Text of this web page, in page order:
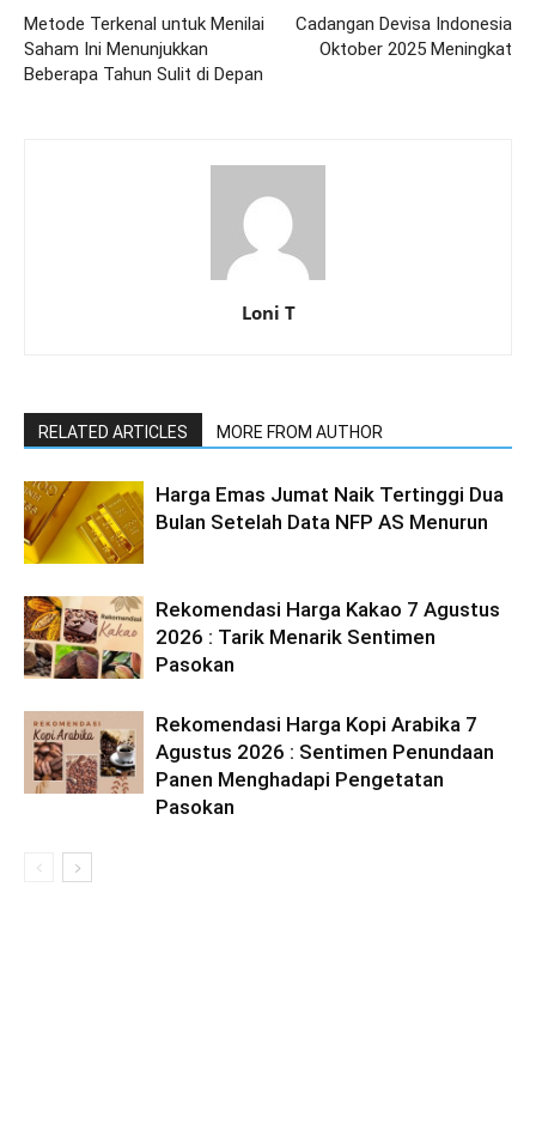
Metode Terkenal untuk Menilai
Saham Ini Menunjukkan
Beberapa Tahun Sulit di Depan
Cadangan Devisa Indonesia
Oktober 2025 Meningkat
Loni T
RELATED ARTICLES MORE FROM AUTHOR
Harga Emas Jumat Naik Tertinggi Dua
Bulan Setelah Data NFP AS Menurun
Rekomendasi Harga Kakao 7 Agustus
2026 : Tarik Menarik Sentimen
Pasokan
Rekomendasi Harga Kopi Arabika 7
Agustus 2026 : Sentimen Penundaan
Panen Menghadapi Pengetatan
Pasokan